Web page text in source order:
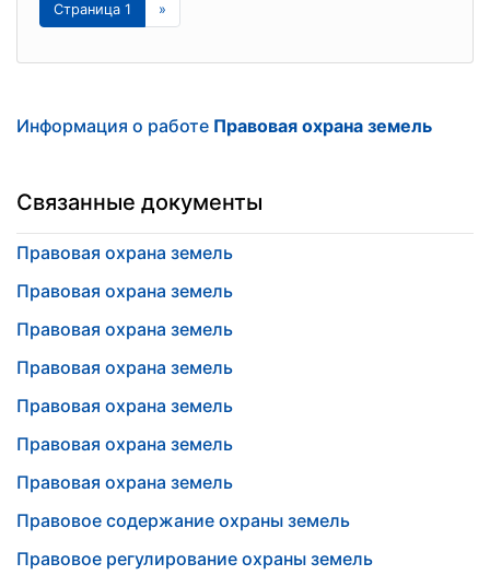
Страница 1 »
Информация о работе Правовая охрана земель
Связанные документы
Правовая охрана земель
Правовая охрана земель
Правовая охрана земель
Правовая охрана земель
Правовая охрана земель
Правовая охрана земель
Правовая охрана земель
Правовое содержание охраны земель
Правовое регулирование охраны земель